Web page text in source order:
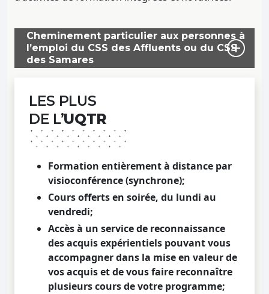
Cheminement particulier aux personnes à
l’emploi du CSS des Affluents ou du CSS
des Samares
LES PLUS
DE L’UQTR
Formation entièrement à distance par
visioconférence (synchrone);
Cours offerts en soirée, du lundi au
vendredi;
Accès à un service de reconnaissance
des acquis expérientiels pouvant vous
accompagner dans la mise en valeur de
vos acquis et de vous faire reconnaître
plusieurs cours de votre programme;